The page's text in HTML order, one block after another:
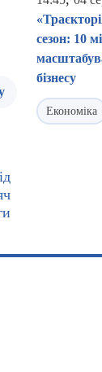
сезон: 10
бізнесу
Економіка